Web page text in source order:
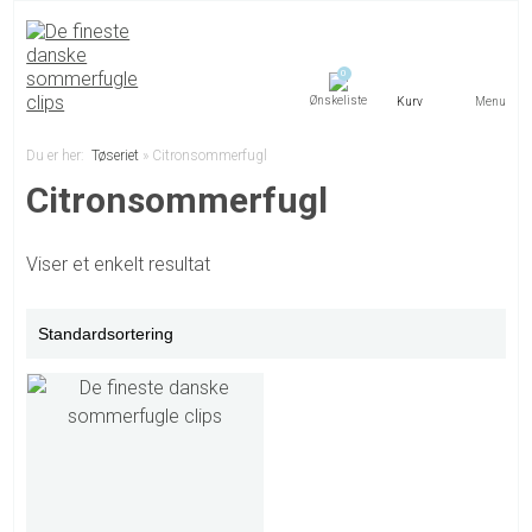
0
Menu
Du er her:Tøseriet » Citronsommerfugl
Citronsommerfugl
Viser et enkelt resultat